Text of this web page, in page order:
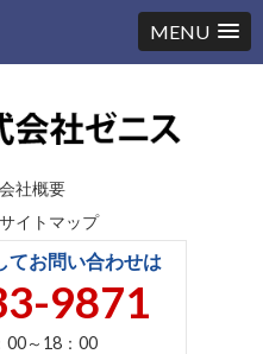
MENU
会社概要
サイトマップ
てお問い合わせは
9871
00～18：00